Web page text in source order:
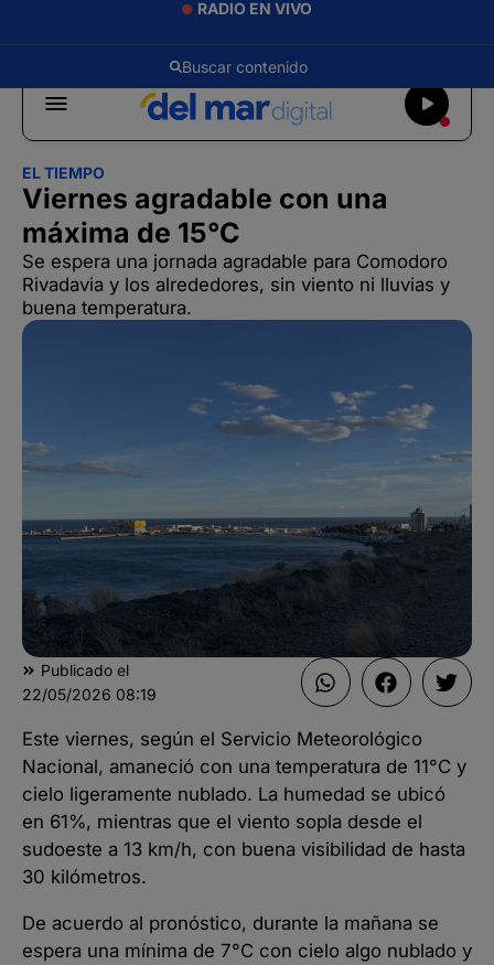
RADIO EN VIVO
EL TIEMPO
Viernes agradable con una
máxima de 15°C
Se espera una jornada agradable para Comodoro
Rivadavia y los alrededores, sin viento ni lluvias y
buena temperatura.
Publicado el
22/05/2026 08:19
Este viernes, según el Servicio Meteorológico
Nacional, amaneció con una temperatura de 11°C y
cielo ligeramente nublado. La humedad se ubicó
en 61%, mientras que el viento sopla desde el
sudoeste a 13 km/h, con buena visibilidad de hasta
30 kilómetros.
De acuerdo al pronóstico, durante la mañana se
espera una mínima de 7°C con cielo algo nublado y